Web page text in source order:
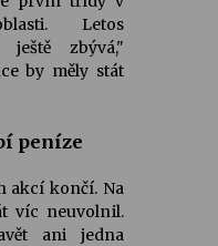
Letos
zbývá,"
by měly stát
peníze
akcí končí. Na
víc neuvolnil.
ani jedna